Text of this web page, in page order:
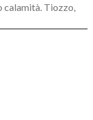
calamità. Tiozzo,